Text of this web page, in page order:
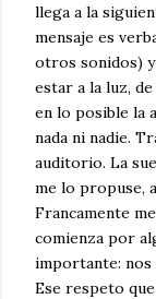
llega a la
mensaje es
otros sonidos)
estar a la luz,
en lo posible la
nada ni nadie.
auditorio. La
me lo propuse,
Francamente
comienza por
importante: nos
Ese respeto